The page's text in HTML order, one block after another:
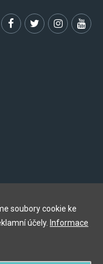
soubory cookie ke
účely. Informace